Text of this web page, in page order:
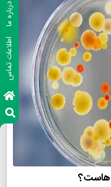
درباره ما
اطلاعات تماس